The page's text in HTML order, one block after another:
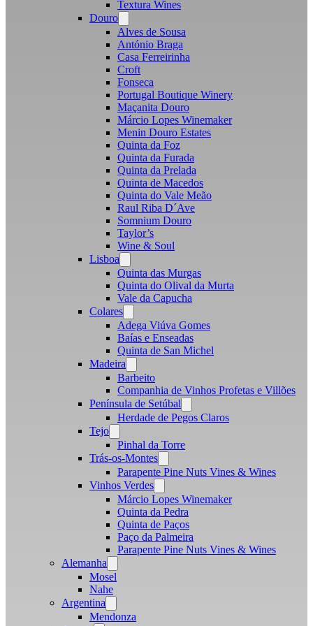
Textura Wines
Douro
menu
Alves de Sousa
António Braga
Casa Ferreirinha
Croft
Fonseca
Portugal Boutique Winery
Maçanita Douro
Márcio Lopes Winemaker
Menin Douro Estates
Quinta da Foz
Quinta da Furada
Quinta da Prelada
Quinta de Macedos
Quinta do Vale Meão
Raul Riba D´Ave
Somnium Douro
Taylor’s
Wine & Soul
Lisboa
menu
Quinta das Murgas
Quinta do Olival da Murta
Vale da Capucha
Colares
menu
Adega Viúva Gomes
Baías e Enseadas
Quinta de San Michel
Madeira
menu
Barbeito
Companhia de Vinhos Profetas e Villões
Península de Setúbal
menu
Herdade de Pegos Claros
Tejo
menu
Pinhal da Torre
Trás-os-Montes
menu
Parapente Pine Nuts Vines & Wines
Vinhos Verdes
menu
Márcio Lopes Winemaker
Quinta da Pedra
Quinta de Paços
Paço da Palmeira
Parapente Pine Nuts Vines & Wines
Alemanha
menu
Mosel
Nahe
Argentina
menu
Mendonza